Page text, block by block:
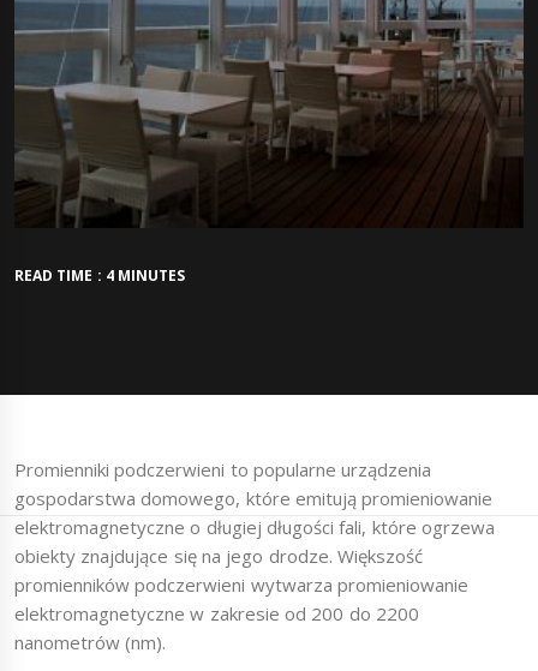
READ TIME : 4 MINUTES
Promienniki podczerwieni to popularne urządzenia
gospodarstwa domowego, które emitują promieniowanie
elektromagnetyczne o długiej długości fali, które ogrzewa
obiekty znajdujące się na jego drodze. Większość
promienników podczerwieni wytwarza promieniowanie
elektromagnetyczne w zakresie od 200 do 2200
nanometrów (nm).